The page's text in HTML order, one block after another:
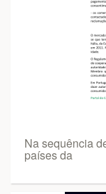
Na sequência
países da